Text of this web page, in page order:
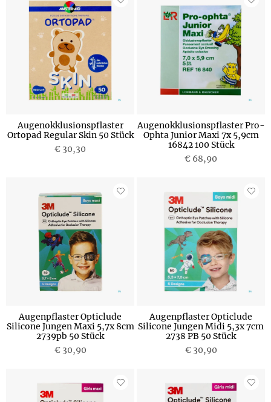
Augenokklusionspflaster
Ortopad Regular Skin 50 Stück
€ 30,30
Augenokklusionspflaster Pro-
Ophta Junior Maxi 7x 5,9cm
16842 100 Stück
€ 68,90
Augenpflaster Opticlude
Silicone Jungen Maxi 5,7x 8cm
2739pb 50 Stück
€ 30,90
Augenpflaster Opticlude
Silicone Jungen Midi 5,3x 7cm
2738 PB 50 Stück
€ 30,90